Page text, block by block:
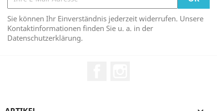
Sie können Ihr Einverständnis jederzeit widerrufen. Unsere
Kontaktinformationen finden Sie u. a. in der
Datenschutzerklärung.